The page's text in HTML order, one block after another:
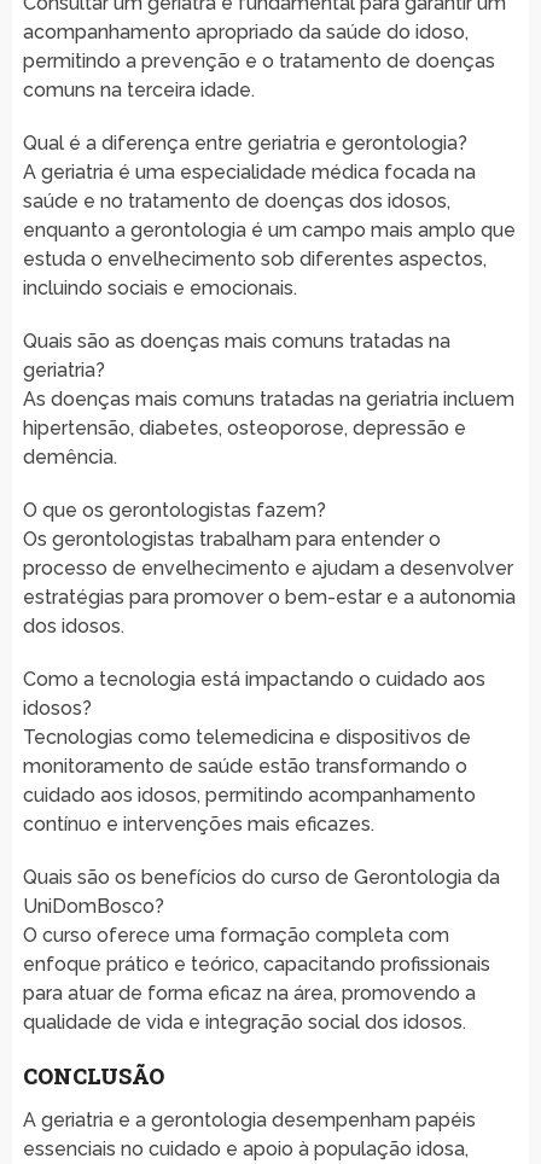
acompanhamento apropriado da saúde do idoso,
permitindo a prevenção e o tratamento de doenças
comuns na terceira idade.
Qual é a diferença entre geriatria e gerontologia?
A geriatria é uma especialidade médica focada na
saúde e no tratamento de doenças dos idosos,
enquanto a gerontologia é um campo mais amplo que
estuda o envelhecimento sob diferentes aspectos,
incluindo sociais e emocionais.
Quais são as doenças mais comuns tratadas na
geriatria?
As doenças mais comuns tratadas na geriatria incluem
hipertensão, diabetes, osteoporose, depressão e
demência.
O que os gerontologistas fazem?
Os gerontologistas trabalham para entender o
processo de envelhecimento e ajudam a desenvolver
estratégias para promover o bem-estar e a autonomia
dos idosos.
Como a tecnologia está impactando o cuidado aos
idosos?
Tecnologias como telemedicina e dispositivos de
monitoramento de saúde estão transformando o
cuidado aos idosos, permitindo acompanhamento
contínuo e intervenções mais eficazes.
Quais são os benefícios do curso de Gerontologia da
UniDomBosco?
O curso oferece uma formação completa com
enfoque prático e teórico, capacitando profissionais
para atuar de forma eficaz na área, promovendo a
qualidade de vida e integração social dos idosos.
CONCLUSÃO
A geriatria e a gerontologia desempenham papéis
essenciais no cuidado e apoio à população idosa,